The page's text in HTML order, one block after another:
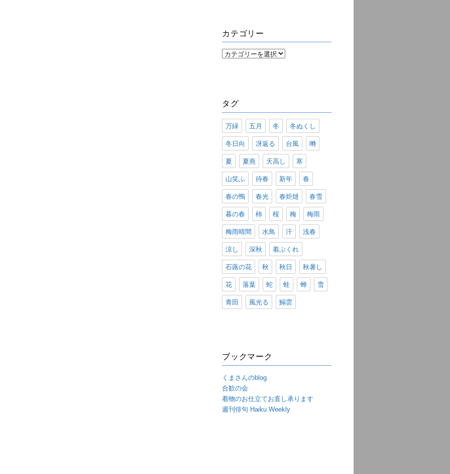
カテゴリー
カ
タグ
万緑 五月 冬 冬ぬくし
冬日向 冴返る 台風 囀
夏 夏燕 天高し 寒
山笑ふ 待春 新年 春
春の鴨 春光 春炬燵 春雪
暮の春 柿 桜 梅 梅雨
梅雨晴間 水鳥 汗 浅春
涼し 深秋 着ぶくれ
石蕗の花 秋 秋日 秋暑し
花 落葉 蛇 蛙 蝉 雪
青田 風光る 鰯雲
ブックマーク
くまさんのblog
合歓の会
着物のお仕立てお直し承ります
週刊俳句 Haiku Weekly